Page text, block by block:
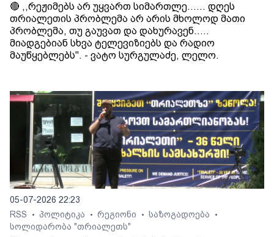
🔴 ,,რეჟიმებს არ უყვართ სიმართლე...... დღეს
თრიალეთის პრობლემა არ არის მხოლოდ მათი
პრობლემა, თუ გაუვათ და დახურავენ.....
მიადგებიან სხვა ტელევიზიებს და რადიო
მაუწყებლებს". - ვატო სურგულაძე, ლელო.
05-07-2026 22:23
RSS
• პოლიტიკა • რეგიონი • საზოგადოება •
სოლიდარობა "თრიალეთს"